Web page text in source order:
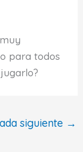
para todos
siguiente →